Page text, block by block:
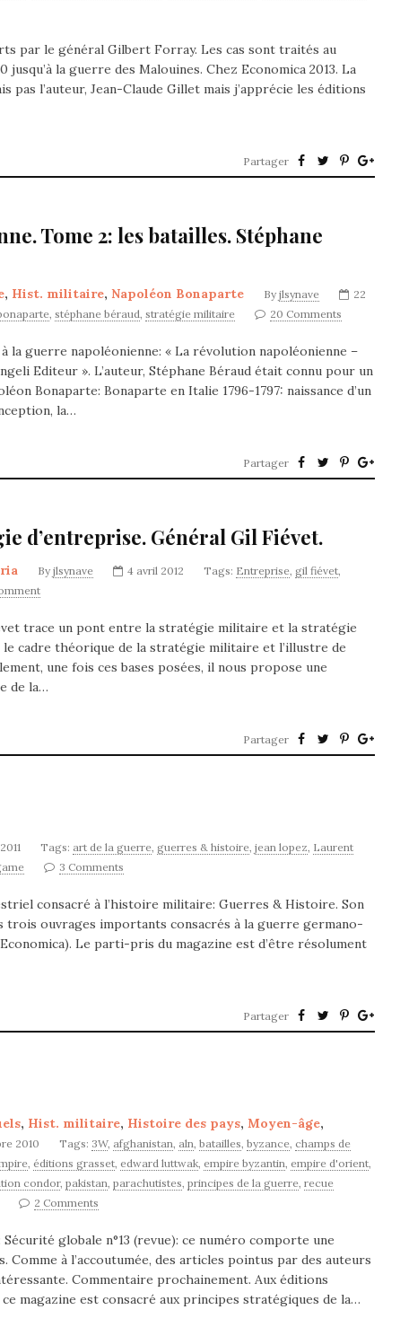
par le général Gilbert Forray. Les cas sont traités au
la guerre des Malouines. Chez Economica 2013. La
pas l’auteur, Jean-Claude Gillet mais j’apprécie les éditions
Partager
Tome 2: les batailles. Stéphane
, Hist. militaire, Napoléon Bonaparte By jlsynave
22
, stéphane béraud, stratégie militaire 20 Comments
la guerre napoléonienne: « La révolution napoléonienne –
Editeur ». L’auteur, Stéphane Béraud était connu pour un
Bonaparte: Bonaparte en Italie 1796-1797: naissance d’un
la…
Partager
d’entreprise. Général Gil Fiévet.
By jlsynave 4 avril 2012 Tags: Entreprise, gil fiévet,
trace un pont entre la stratégie militaire et la stratégie
cadre théorique de la stratégie militaire et l’illustre de
une fois ces bases posées, il nous propose une
de la…
Partager
Tags: art de la guerre, guerres & histoire, jean lopez, Laurent
3 Comments
consacré à l’histoire militaire: Guerres & Histoire. Son
trois ouvrages importants consacrés à la guerre germano-
Le parti-pris du magazine est d’être résolument
Partager
, Hist. militaire, Histoire des pays, Moyen-âge,
2010 Tags: 3W, afghanistan, aln, batailles, byzance, champs de
, éditions grasset, edward luttwak, empire byzantin, empire d'orient,
condor, pakistan, parachutistes, principes de la guerre, recue
2 Comments
globale n°13 (revue): ce numéro comporte une
à l’accoutumée, des articles pointus par des auteurs
Commentaire prochainement. Aux éditions
magazine est consacré aux principes stratégiques de la…